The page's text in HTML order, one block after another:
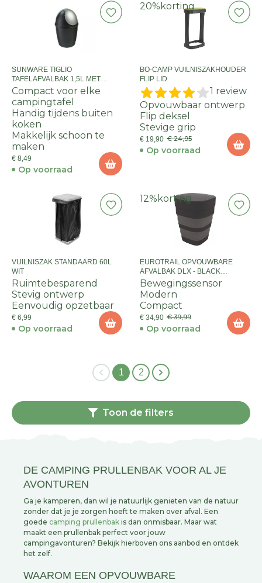
SUNWARE TIGLIO
TAFELAFVALBAK 1,5L MET
SWING - ZWART
Compact voor elke
campingtafel
Handig tijdens buiten
koken
Makkelijk schoon te
maken
€ 8,49
Op voorraad
20% korting
BO-CAMP VUILNISZAKHOUDER
FLIP LID
1 review
Opvouwbaar ontwerp
Flip deksel
Stevige grip
€ 19,90 € 24,95
Op voorraad
VUILNISZAK STANDAARD 60L
WIT
Ruimtebesparend
Stevig ontwerp
Eenvoudig opzetbaar
€ 6,99
Op voorraad
12% korting
EUROTRAIL OPVOUWBARE
AFVALBAK DLX - BLACK
CHARCOAL
Bewegingssensor
Modern
Compact
€ 34,90 € 39,99
Op voorraad
1 2
Toon de filters
DE CAMPING PRULLENBAK VOOR AL JE
AVONTUREN
Ga je kamperen, dan wil je natuurlijk genieten van de natuur
zonder dat je je zorgen hoeft te maken over afval. Een
goede camping prullenbak is dan onmisbaar. Maar wat
maakt een prullenbak perfect voor jouw
campingavonturen? Bekijk hierboven ons aanbod en ontdek
het zelf.
WAAROM EEN OPVOUWBARE